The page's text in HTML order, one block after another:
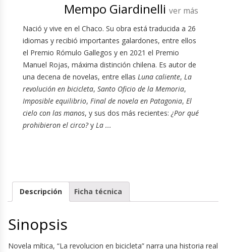
Mempo Giardinelli ver más
Nació y vive en el Chaco. Su obra está traducida a 26
idiomas y recibió importantes galardones, entre ellos
el Premio Rómulo Gallegos y en 2021 el Premio
Manuel Rojas, máxima distinción chilena. Es autor de
una decena de novelas, entre ellas Luna caliente, La
revolución en bicicleta, Santo Oficio de la Memoria,
Imposible equilibrio, Final de novela en Patagonia, El
cielo con las manos, y sus dos más recientes: ¿Por qué
prohibieron el circo?y La ...
Descripción Ficha técnica
Sinopsis
Novela mítica, “La revolucion en bicicleta” narra una historia real